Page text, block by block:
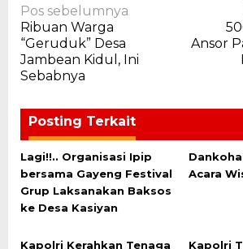
Navigasi
pos
Pos sebelumnya
Ribuan Warga
“Geruduk” Desa
Jambean Kidul, Ini
Sebabnya
Ansor
Posting Terkait
Lagi!!.. Organisasi Ipip
bersama Gayeng Festival
Grup Laksanakan Baksos
ke Desa Kasiyan
Acara
Kapolri Kerahkan Tenaga
Kapolri